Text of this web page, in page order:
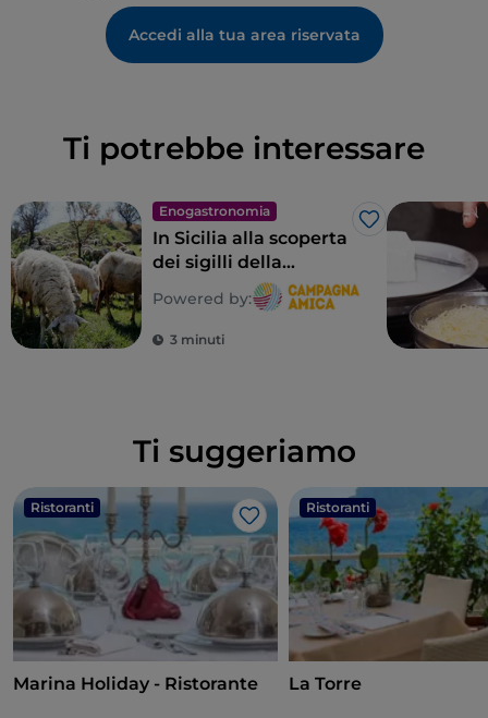
Accedi alla tua area riservata
Ti potrebbe interessare
Enogastronomia
Like
In Sicilia alla scoperta
dei sigilli della
biodiversità
contadina
Powered by:
3 minuti
Ti suggeriamo
Ristoranti
Like
Marina Holiday - Ristorante
Ristoranti
La Torre